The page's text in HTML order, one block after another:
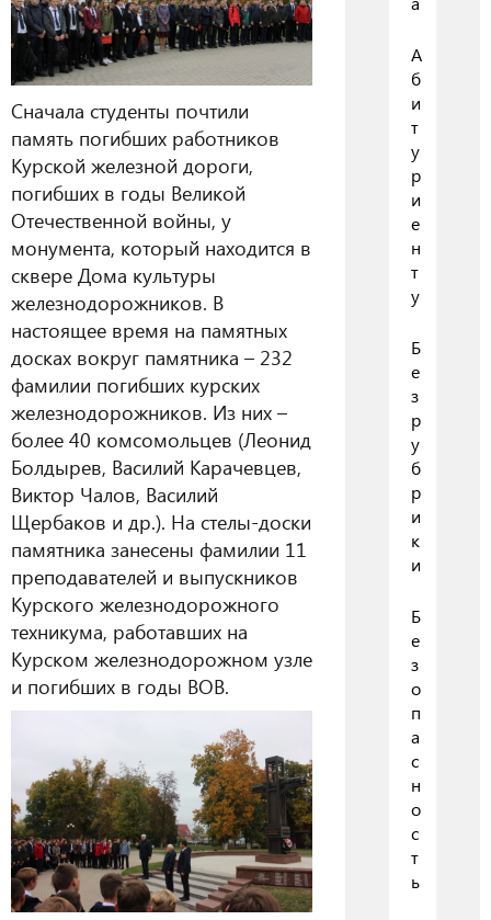
Сначала студенты почтили
память погибших работников
Курской железной дороги,
погибших в годы Великой
Отечественной войны, у
монумента, который находится в
сквере Дома культуры
железнодорожников. В
настоящее время на памятных
досках вокруг памятника – 232
фамилии погибших курских
железнодорожников. Из них –
более 40 комсомольцев (Леонид
Болдырев, Василий Карачевцев,
Виктор Чалов, Василий
Щербаков и др.). На стелы-доски
памятника занесены фамилии 11
преподавателей и выпускников
Курского железнодорожного
техникума, работавших на
Курском железнодорожном узле
и погибших в годы ВОВ.
А
б
и
т
у
р
и
е
н
т
у
Б
е
з
р
у
б
р
и
к
и
Б
е
з
о
п
а
с
н
о
с
т
ь